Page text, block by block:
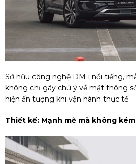
Sở hữu công nghệ DM-i nổi tiếng,
không chỉ gây chú ý về mặt thông
hiện ấn tượng khi vận hành thực tế.
Thiết kế: Mạnh mẽ mà không